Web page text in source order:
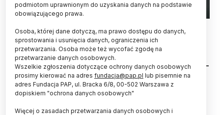
Krater Jezero, na którym wylądował łazik
Perseverance to jedno z najlepszych miejsc na
Marsie do zbadania, czy kiedyś istniało tam życie -
oceniają naukowcy. Liczą też, że próbki
marsjańskiego gruntu, które ma zgromadzić łazik,
pomogą badać wiek np. marsjańskich skał z
podmiotom uprawnionym do uzyskania danych na podstawie
obowiązującego prawa.
Osoba, której dane dotyczą, ma prawo dostępu do danych,
sprostowania i usunięcia danych, ograniczenia ich
przetwarzania. Osoba może też wycofać zgodę na
przetwarzanie danych osobowych.
Wszelkie zgłoszenia dotyczące ochrony danych osobowych
prosimy kierować na adres fundacja@pap.pl lub pisemnie na
adres Fundacja PAP, ul. Bracka 6/8, 00-502 Warszawa z
dopiskiem "ochrona danych osobowych"
Więcej o zasadach przetwarzania danych osobowych i